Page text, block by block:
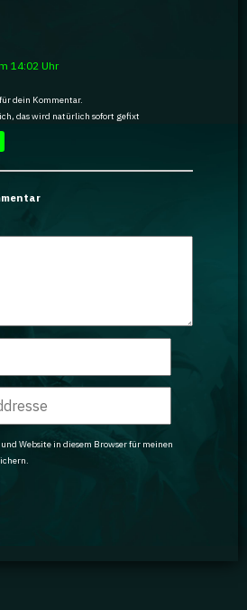
14:02 Uhr
dein Kommentar.
das wird natürlich sofort gefixt
Website in diesem Browser für meinen